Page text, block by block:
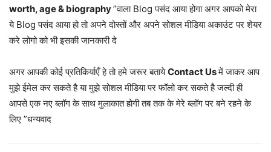
worth, age & biography”वाला Blog पसंद आया होगा अगर आपको मेरा
ये Blog पसंद आया हो तो अपने दोस्तों और अपने सोशल मीडिया अकाउंट पर शेयर
करे लोगो को भी इसकी जानकारी दे
अगर आपकी कोई प्रतिकिर्याएँ हे तो हमे जरूर बतायेContact Usमें जाकर आप
मुझे ईमेल कर सकते है या मुझे सोशल मीडिया पर फॉलो कर सकते है जल्दी ही
आपसे एक नए ब्लॉग के साथ मुलाकात होगी तब तक के मेरे ब्लॉग पर बने रहने के
लिए ”धन्यवाद